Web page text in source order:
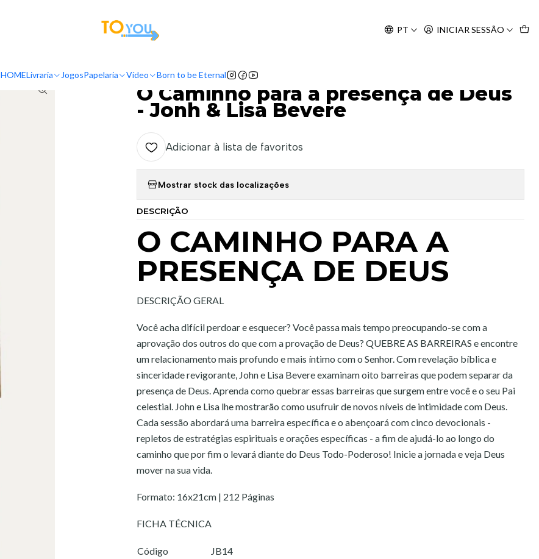
PT INICIAR SESSÃO
HOMELivraria JogosPapelaria Vídeo Born to be Eternal
Crescimento Espiritual O Caminho para a presença de Deus - Jonh & Lisa Bevere
|
O Caminho para a presença de Deus
- Jonh & Lisa Bevere
Adicionar à lista de favoritos
Mostrar stock das localizações
DESCRIÇÃO
O CAMINHO PARA A
PRESENÇA DE DEUS
DESCRIÇÃO GERAL
Você acha difícil perdoar e esquecer? Você passa mais tempo preocupando-se com a
aprovação dos outros do que com a provação de Deus? QUEBRE AS BARREIRAS e encontre
um relacionamento mais profundo e mais íntimo com o Senhor. Com revelação bíblica e
sinceridade revigorante, John e Lisa Bevere examinam oito barreiras que podem separar da
presença de Deus. Aprenda como quebrar essas barreiras que surgem entre você e o seu Pai
celestial. John e Lisa lhe mostrarão como usufruir de novos níveis de intimidade com Deus.
Cada sessão abordará uma barreira específica e o abençoará com cinco devocionais -
repletos de estratégias espirituais e orações específicas - a fim de ajudá-lo ao longo do
caminho que por fim o levará diante do Deus Todo-Poderoso! Inicie a jornada e veja Deus
mover na sua vida.
Formato: 16x21cm | 212 Páginas
FICHA TÉCNICA
Código
JB14